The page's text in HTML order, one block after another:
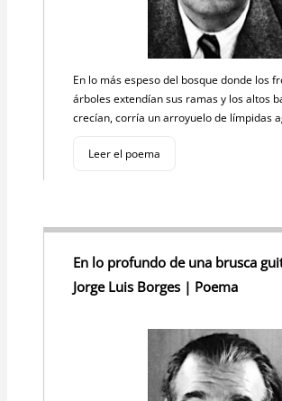
En lo más espeso del bosque donde los
árboles extendían sus ramas y los altos
crecían, corría un arroyuelo de límpidas
Leer el poema
En lo profundo de una brusca
Jorge Luis Borges | Poema